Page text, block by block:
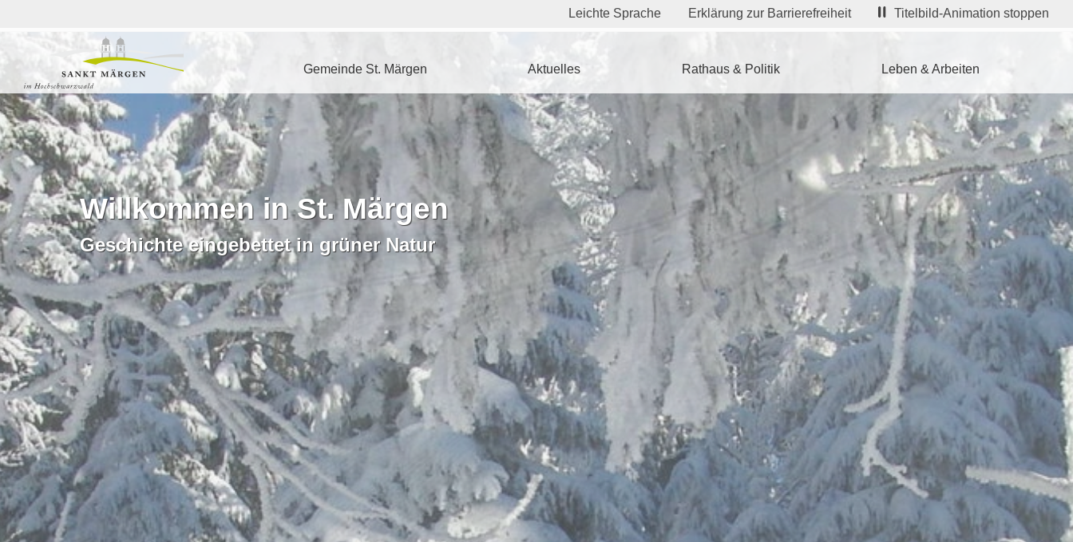
Leichte Sprache Erklärung zur Barrierefreiheit Titelbild-Animation stoppen
Gemeinde St. Märgen Aktuelles Rathaus & Politik Leben & Arbeiten
Willkommen in St. Märgen
Geschichte eingebettet in grüner Natur